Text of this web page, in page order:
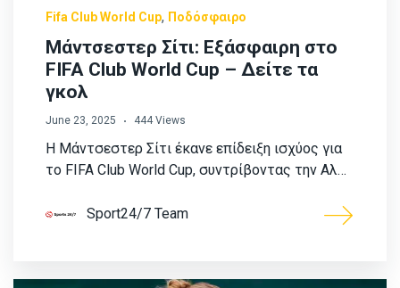
Fifa Club World Cup, Ποδόσφαιρο
Μάντσεστερ Σίτι: Εξάσφαιρη στο
FIFA Club World Cup – Δείτε τα
γκολ
June 23, 2025 444 Views
Η Μάντσεστερ Σίτι έκανε επίδειξη ισχύος για
το FIFA Club World Cup, συντρίβοντας την Αλ…
Sport24/7 Team